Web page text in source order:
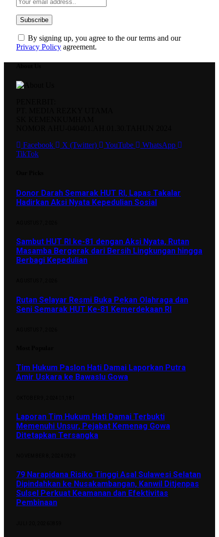
By signing up, you agree to the our terms and our
Privacy Policy agreement.
Facebook
X (Twitter) YouTube
WhatsApp
TikTok
Donor Darah Semarak HUT RI, Lapas Takalar
Hadirkan Aksi Nyata Kepedulian Sosial
Sambut HUT RI ke-81 dengan Aksi Nyata, Rutan
Masamba Bergerak dari Bersih Lingkungan hingga
Berbagi Kepedulian
Rutan Selayar Resmi Buka Pekan Olahraga dan
Seni Semarak HUT Ke-81 Kemerdekaan RI
Tim Hukum Paslon Hati Damai Laporkan Putra
Amir Uskara ke Bawaslu Gowa
Laporan Tim Hukum Hati Damai Terbukti
Memenuhi Unsur, Pejabat Kemenag Gowa
Ditetapkan Tersangka
79 Narapidana Risiko Tinggi Asal Sulawesi Selatan
Dipindahkan ke Nusakambangan, Kanwil Ditjenpas
Sulsel Perkuat Keamanan dan Efektivitas
Pembinaan